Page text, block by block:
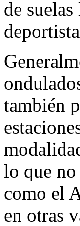
de
también
lo que no
como el
en otras